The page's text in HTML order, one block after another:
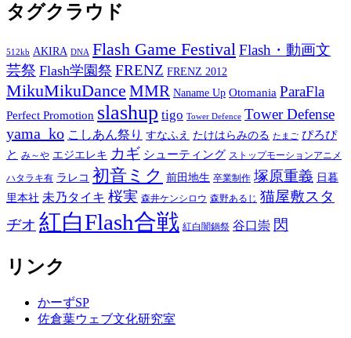
タグクラウド
512kb AKIRA DNA Flash Game FestivalFlash・動画文
芸祭 Flash学園祭 FRENZ FRENZ 2012
MikuMikuDance MMR Naname Up Otomania ParaFla
Perfect Promotion slashup tigo Tower Defence Tower Defense
yama_ko こしあん祭り すなふえ たけはらみのる たまご ぴろぴ
と み～や エジエレキ カギ シューティング ストップモーションアニメ
ハタラキ有 ラレコ 初音ミク 前田地生 卒業制作 塚原重義 日暮
里本社 未乃タイキ 桜実 森井ケンシロウ 森野あるじ 猫屋敷スタ
ヂオ 紅白Flash合戦 紅白闇鍋祭 谷口崇 閃
リンク
かーずSP
佐倉葉ウェブ文化研究室